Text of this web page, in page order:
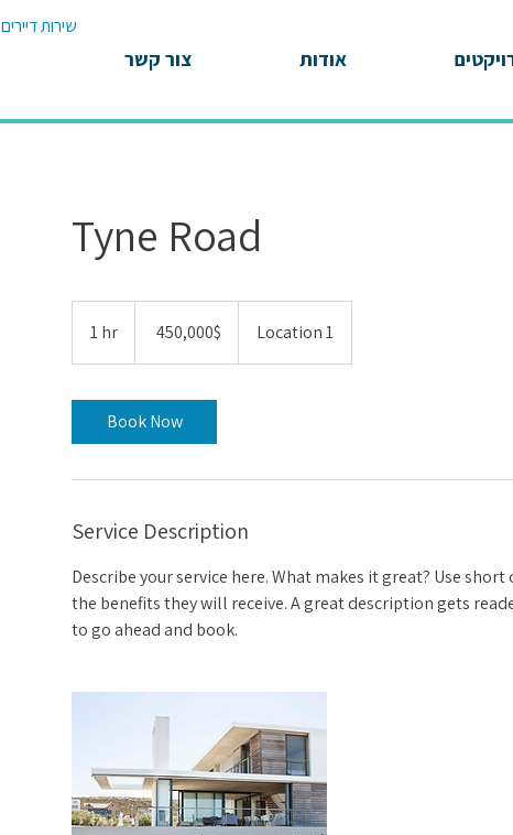
אודות צור קשר
שירות דיירים
Tyne Road
1 hr
h
אמריקאי
‏450,000 ‏$ Location 1
Book Now
Service Description
Describe your service here. What makes it great? Use
the benefits they will receive. A great description gets
to go ahead and book.